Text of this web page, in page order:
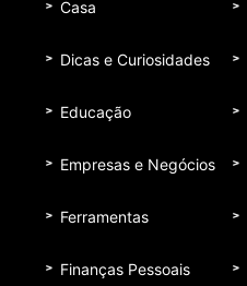
Casa
Dicas e Curiosidades
Educação
Empresas e Negócios
Ferramentas
Finanças Pessoais